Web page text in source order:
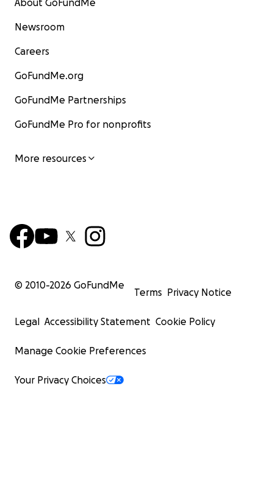
About GoFundMe
Newsroom
Careers
GoFundMe.org
GoFundMe Partnerships
GoFundMe Pro for nonprofits
More resources
© 2010-2026 GoFundMe
Terms Privacy Notice
Legal Accessibility Statement Cookie Policy
Manage Cookie Preferences
Your Privacy Choices